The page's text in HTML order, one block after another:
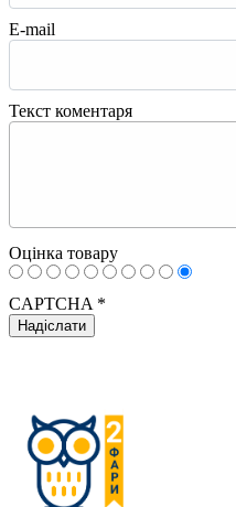
E-mail
Текст коментаря
Оцінка товару
CAPTCHA *